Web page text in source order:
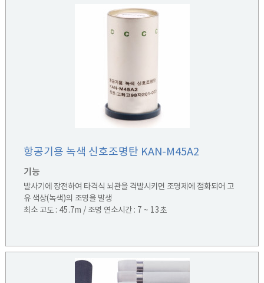
항공기용 녹색 신호조명탄 KAN-M45A2
기능
발사기에 장전하여 타격식 뇌관을 격발시키면 조명제에 점화되어 고
유 색상(녹색)의 조명을 발생
최소 고도 : 45.7m / 조명 연소시간 : 7 ~ 13초